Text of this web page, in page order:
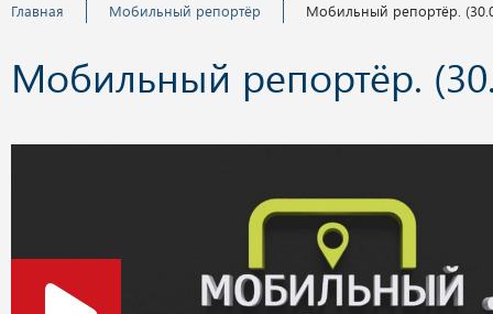
Главная Мобильный репортёр Мобильный репортёр.
Мобильный репортёр.